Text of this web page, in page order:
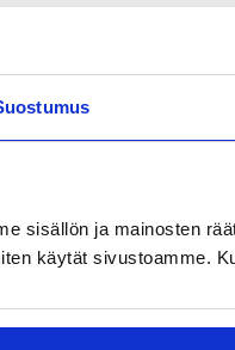
sisällön ja mainosten
käytät sivustoamme.